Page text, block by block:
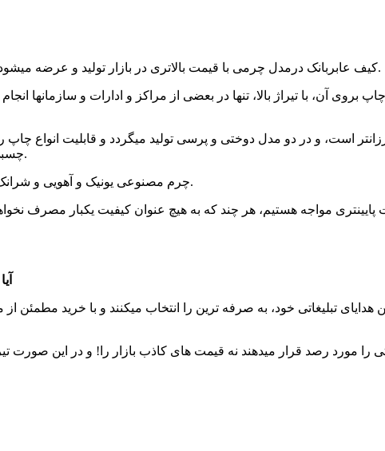
کیف عابربانک درمدل چرمی با قیمت بالاتری در بازار تولید و عرضه میشود، و قطعا تولید دوختی و با کیفیت بسیار عالی ارئه میگردد.
بروی آن، با تیراژ بالا، تنها در بعضی از مراکز و ادارات و
است، و در دو مدل دوختی و پرسی تولید میگردد و قابلیت انواع چاپ را
چسبی، دکمه دار، دو لتی و سه لتی در بازار شناخته شده است.
چرم مصنوعی یونیک و آهویی و شرانک معمولا کیفیت بالاتری را نسبت به ماموت و کویری دارند.
پایینتری مواجه هستیم، هر چند که به هیچ عنوان کیفیت یکبار مصرف
هدایای تبلیغاتی خود، به صرفه ترین را انتخاب میکنند و با خرید
را مورد رصد قرار میدهند نه قیمت